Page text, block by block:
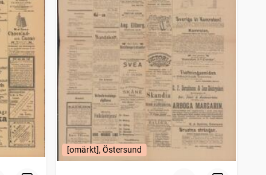
[omärkt], Östersund